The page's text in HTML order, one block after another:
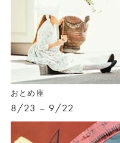
おとめ座
8/23 – 9/22